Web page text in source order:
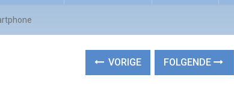
VORIGE FOLGENDE